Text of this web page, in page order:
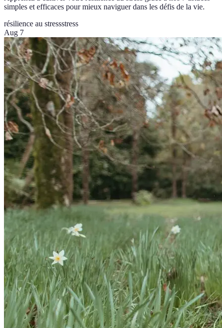
simples et efficaces pour mieux naviguer dans les défis de la vie.
résilience au stressstress
Aug 7